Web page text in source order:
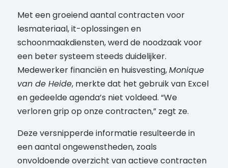
Met een groeiend aantal contracten voor
lesmateriaal, it-oplossingen en
schoonmaakdiensten, werd de noodzaak voor
een beter systeem steeds duidelijker.
Medewerker financiën en huisvesting,Monique
van de Heide, merkte dat het gebruik van Excel
en gedeelde agenda’s niet voldeed. “We
verloren grip op onze contracten,” zegt ze.
Deze versnipperde informatie resulteerde in
een aantal ongewenstheden, zoals
onvoldoende overzicht van actieve contracten